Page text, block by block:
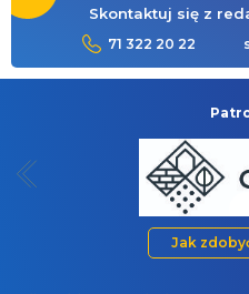
Skontaktuj się z
71 322 20 22
Jak